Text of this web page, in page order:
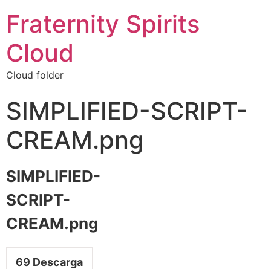
Fraternity Spirits
Cloud
Cloud folder
SIMPLIFIED-SCRIPT-
CREAM.png
SIMPLIFIED-
SCRIPT-
CREAM.png
69 Descarga